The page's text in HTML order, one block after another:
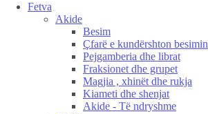
Fetva
Akide
Besim
Çfarë e kundërshton besimin
Pejgamberia dhe librat
Fraksionet dhe grupet
Magjia , xhinët dhe rukja
Kiameti dhe shenjat
Akide - Të ndryshme